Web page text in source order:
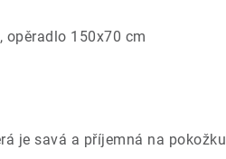
150x70 cm
je savá a příjemná na pokožku